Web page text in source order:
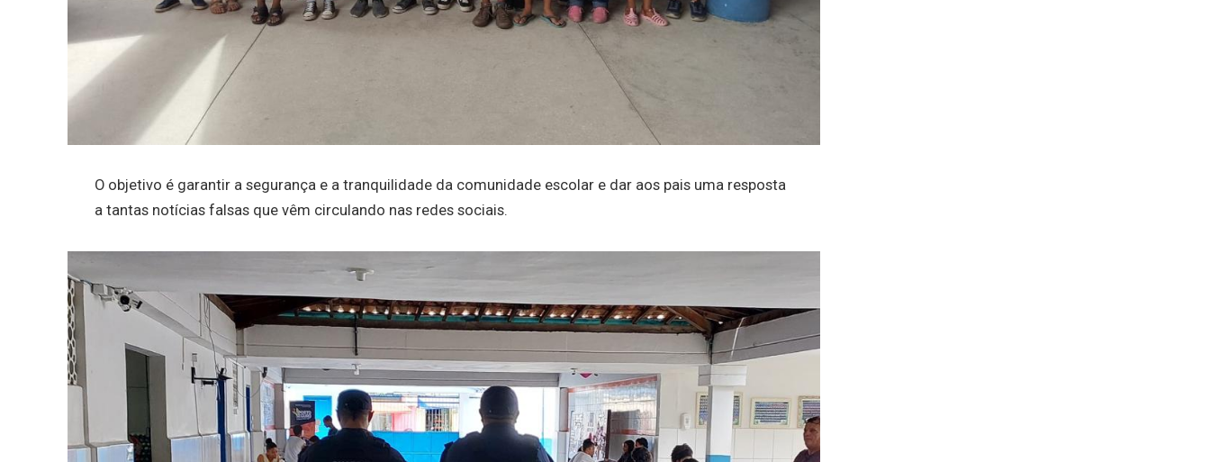
O objetivo é garantir a segurança e a tranquilidade da comunidade escolar e dar aos pais uma resposta
a tantas notícias falsas que vêm circulando nas redes sociais.